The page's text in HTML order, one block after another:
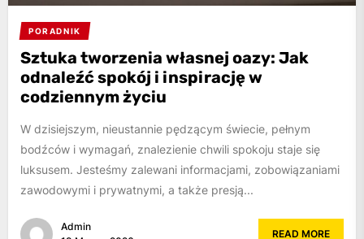
PORADNIK
Sztuka tworzenia własnej oazy: Jak
odnaleźć spokój i inspirację w
codziennym życiu
W dzisiejszym, nieustannie pędzącym świecie, pełnym
bodźców i wymagań, znalezienie chwili spokoju staje się
luksusem. Jesteśmy zalewani informacjami, zobowiązaniami
zawodowymi i prywatnymi, a także presją...
Admin
READ MORE